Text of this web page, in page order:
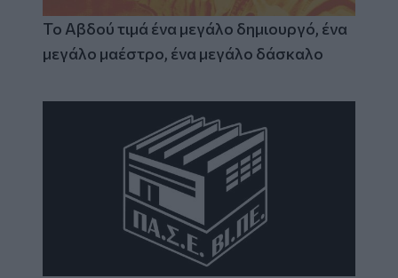
Το Αβδού τιμά ένα μεγάλο δημιουργό, ένα
μεγάλο μαέστρο, ένα μεγάλο δάσκαλο